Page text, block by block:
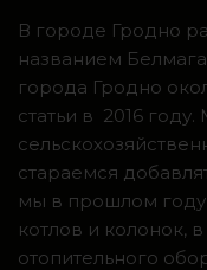
В городе Гродно
названием
города Гродно
статьи в 2016
стараемся
мы в прошлом году
котлов и колонок,
отопительного